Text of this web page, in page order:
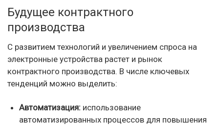
Будущее контрактного
производства
С развитием технологий и увеличением спроса на
электронные устройства растет и рынок
контрактного производства. В числе ключевых
тенденций можно выделить:
Автоматизация: использование
автоматизированных процессов для повышения